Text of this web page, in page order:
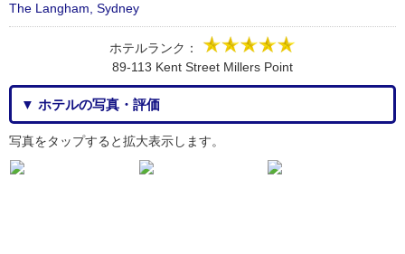
The Langham, Sydney
ホテルランク：
89-113 Kent Street Millers Point
▼ ホテルの写真・評価
写真をタップすると拡大表示します。